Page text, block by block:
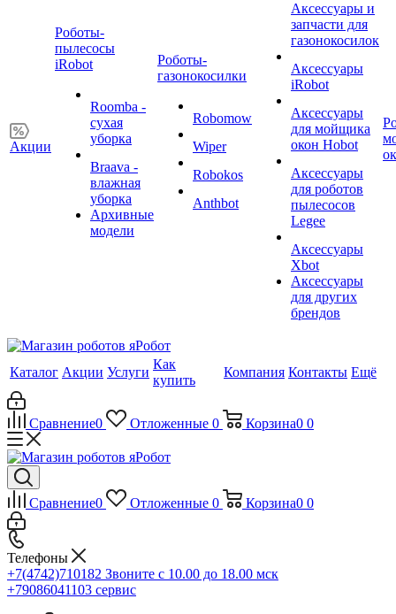
Акции
Роботы-
пылесосы
iRobot
Roomba -
сухая
уборка
Braava -
влажная
уборка
Архивные
модели
Роботы-
газонокосилки
Robomow
Wiper
Robokos
Anthbot
Аксессуары и
запчасти для
газонокосилок
Аксессуары
iRobot
Аксессуары
для мойщика
окон Hobot
Аксессуары
для роботов
пылесосов
Legee
Аксессуары
Xbot
Аксессуары
для других
брендов
Каталог Акции Услуги
Как
купить
Компания Контакты Ещё
Сравнение0 Отложенные 0 Корзина0 0
Сравнение0 Отложенные 0 Корзина0 0
Телефоны
+7(4742)710182 Звоните с 10.00 до 18.00 мск
+79086041103 сервис